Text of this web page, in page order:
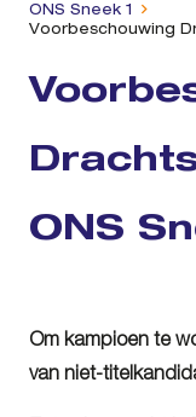
ONS Sneek 1
Voorbeschouwing
ONS
Om kampioen te
van niet-